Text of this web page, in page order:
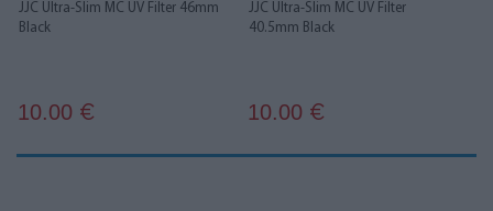
JJC Ultra-Slim MC UV Filter 46mm
Black
10.00 €
JJC Ultra-Slim MC UV Filter
40.5mm Black
10.00 €